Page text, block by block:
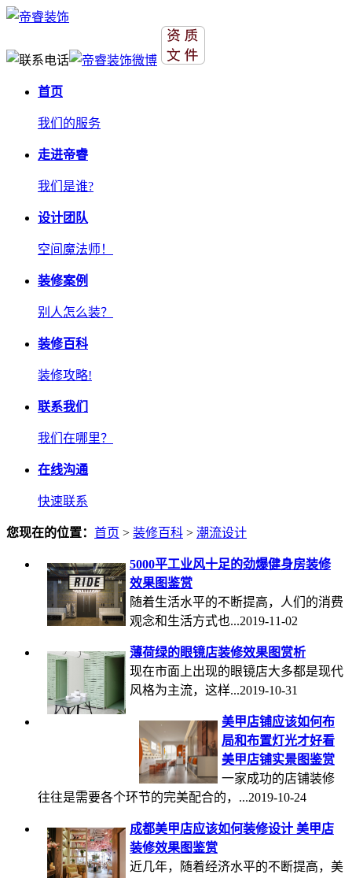
首页
我们的服务
走进帝睿
我们是谁?
设计团队
空间魔法师！
装修案例
别人怎么装？
装修百科
装修攻略!
联系我们
我们在哪里？
在线沟通
快速联系
您现在的位置： 首页 > 装修百科 > 潮流设计
5000平工业风十足的劲爆健身房装修
效果图鉴赏
随着生活水平的不断提高，人们的消费
观念和生活方式也...2019-11-02
薄荷绿的眼镜店装修效果图赏析
现在市面上出现的眼镜店大多都是现代
风格为主流，这样...2019-10-31
美甲店铺应该如何布
局和布置灯光才好看
美甲店铺实景图鉴赏
一家成功的店铺装修
往往是需要各个环节的完美配合的，...2019-10-24
成都美甲店应该如何装修设计 美甲店
装修效果图鉴赏
近几年，随着经济水平的不断提高，美